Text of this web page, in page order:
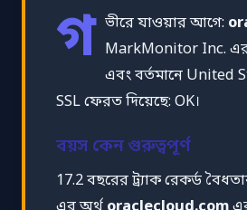
গ ভীরে যাওয়ার আগে:
MarkMonitor Inc. এর
এবং বর্তমানে United
SSL ফেরত দিয়েছে: OK।
বয়স কেন গুরুত্বপূর্ণ
17.2 বছরের ট্র্যাক রেকর্ড